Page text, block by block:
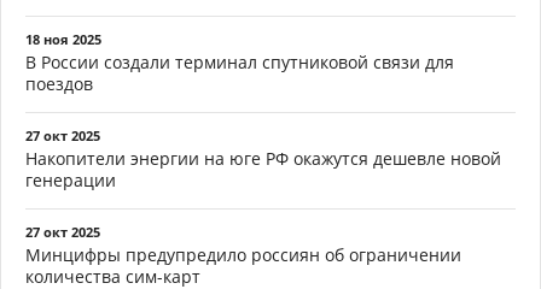
18 ноя 2025
В России создали терминал спутниковой связи для
поездов
27 окт 2025
Накопители энергии на юге РФ окажутся дешевле новой
генерации
27 окт 2025
Минцифры предупредило россиян об ограничении
количества сим-карт